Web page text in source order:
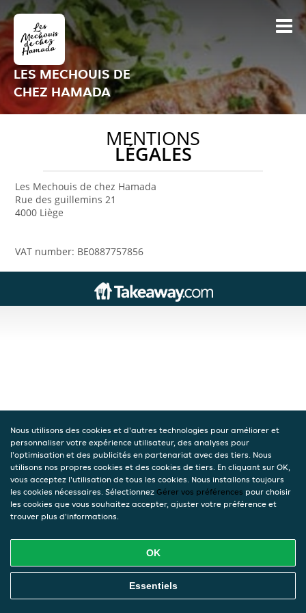
LES MECHOUIS DE
CHEZ HAMADA
MENTIONS
LÉGALES
Les Mechouis de chez Hamada
Rue des guillemins 21
4000 Liège
VAT number: BE0887757856
Nous utilisons des cookies et d'autres technologies pour améliorer et
personnaliser votre expérience utilisateur, des analyses pour
l'optimisation et des publicités en partenariat avec des tiers. Nous
utilisons nos propres cookies et des cookies de tiers. En cliquant sur OK,
vous acceptez l'utilisation de tous les cookies. Nous installons toujours
les cookies nécessaires. Sélectionnez Gérer vos préférences pour choisir
les cookies que vous souhaitez accepter, ajuster votre préférence et
trouver plus d'informations.
OK
Essentiels